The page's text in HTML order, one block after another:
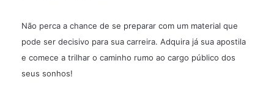
Não perca a chance de se preparar com um material que
pode ser decisivo para sua carreira. Adquira já sua apostila
e comece a trilhar o caminho rumo ao cargo público dos
seus sonhos!